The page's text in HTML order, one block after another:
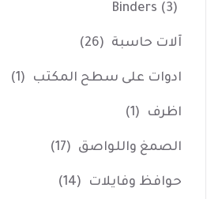
Binders (3)
آلات حاسبة (26)
ادوات على سطح المكتب (1)
اظرف (1)
الصمغ واللواصق (17)
حوافظ وفايلات (14)